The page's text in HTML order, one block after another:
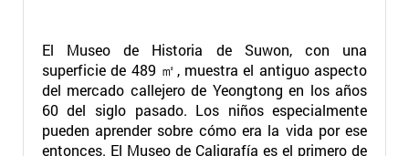
El Museo de Historia de Suwon, con una
superficie de 489 ㎡, muestra el antiguo aspecto
del mercado callejero de Yeongtong en los años
60 del siglo pasado. Los niños especialmente
pueden aprender sobre cómo era la vida por ese
entonces. El Museo de Caligrafía es el primero de